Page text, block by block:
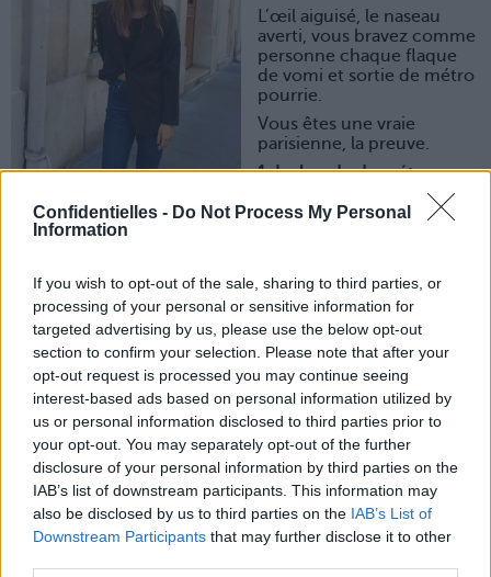
Confidentielles - Do Not Process My Personal
Information
If you wish to opt-out of the sale, sharing to third parties, or
processing of your personal or sensitive information for
targeted advertising by us, please use the below opt-out
section to confirm your selection. Please note that after your
opt-out request is processed you may continue seeing
interest-based ads based on personal information utilized by
us or personal information disclosed to third parties prior to
your opt-out. You may separately opt-out of the further
disclosure of your personal information by third parties on the
IAB’s list of downstream participants. This information may
also be disclosed by us to third parties on the IAB’s List of
Downstream Participants that may further disclose it to other
L’œil aiguisé, le naseau
averti, vous bravez comme
personne chaque flaque
de vomi et sortie de métro
pourrie.
Vous êtes une vraie
parisienne, la preuve.
1. La bande de métro
Lorsque vous arrivez dans le métro, vous regardez la
bande blanche (plutôt grise) qui borde le quai.
clair. C’est là que les gens sortent, et du coup, qu’il y a la
porte.
2. La flaque de vomi
Votre nez et vos yeux sont si aiguisés que vous évitez
toujours la flaque de vomi qui se trouve sur le trottoir.
C’est inexplicable mais c’est comme ça, un instinct de
survie.
3. La sortie de métro
Vous descendez les escaliers du métro en furie et foncez
au fond du quai. Un non averti vous prendrait pour une
folle mais non, c’est juste que vous savez exactement ou
est calé l’autre escalier, celui de votre sortie de métro.
4. L’envol de pigeon